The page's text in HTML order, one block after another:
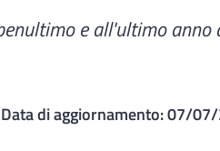
e all'ultimo
di aggiornamento:07/